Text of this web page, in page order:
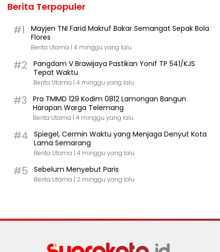
Berita Terpopuler
#1
Mayjen TNI Farid Makruf Bakar Semangat Sepak Bola
Flores
Berita Utama | 4 minggu yang lalu
#2
Pangdam V Brawijaya Pastikan Yonif TP 541/KJS
Tepat Waktu
Berita Utama | 4 minggu yang lalu
#3
Pra TMMD 129 Kodim 0812 Lamongan Bangun
Harapan Warga Telemang
Berita Utama | 4 minggu yang lalu
#4
Spiegel, Cermin Waktu yang Menjaga Denyut Kota
Lama Semarang
Berita Utama | 4 minggu yang lalu
#5 Sebelum Menyebut Paris
Berita Utama | 2 minggu yang lalu